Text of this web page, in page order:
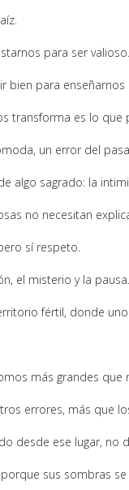
para ser valioso.
bien para enseñarnos
transforma es lo
un error del
algo sagrado: la
no necesitan
sí respeto.
el misterio y la pausa.
fértil, donde
más grandes
errores, más que
desde ese lugar,
sus sombras se